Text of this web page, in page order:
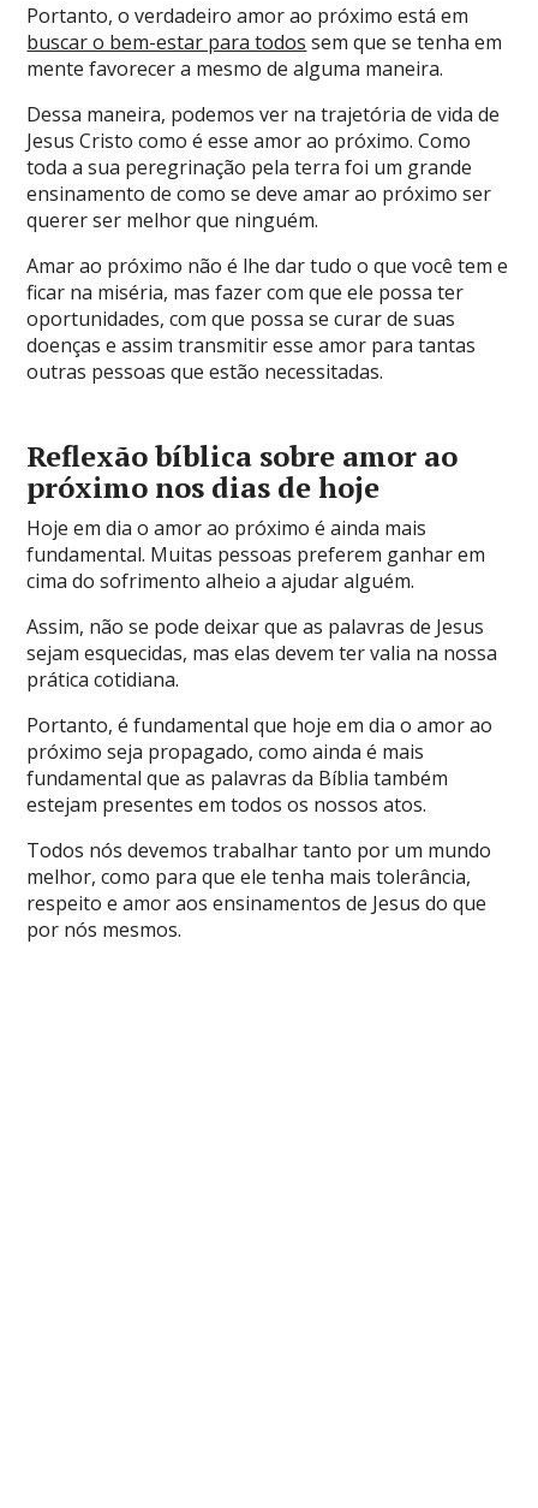
Portanto, o verdadeiro amor ao próximo está em
buscar o bem-estar para todos sem que se tenha em
mente favorecer a mesmo de alguma maneira.
Dessa maneira, podemos ver na trajetória de vida de
Jesus Cristo como é esse amor ao próximo. Como
toda a sua peregrinação pela terra foi um grande
ensinamento de como se deve amar ao próximo ser
querer ser melhor que ninguém.
Amar ao próximo não é lhe dar tudo o que você tem e
ficar na miséria, mas fazer com que ele possa ter
oportunidades, com que possa se curar de suas
doenças e assim transmitir esse amor para tantas
outras pessoas que estão necessitadas.
Reflexão bíblica sobre amor ao
próximo nos dias de hoje
Hoje em dia o amor ao próximo é ainda mais
fundamental. Muitas pessoas preferem ganhar em
cima do sofrimento alheio a ajudar alguém.
Assim, não se pode deixar que as palavras de Jesus
sejam esquecidas, mas elas devem ter valia na nossa
prática cotidiana.
Portanto, é fundamental que hoje em dia o amor ao
próximo seja propagado, como ainda é mais
fundamental que as palavras da Bíblia também
estejam presentes em todos os nossos atos.
Todos nós devemos trabalhar tanto por um mundo
melhor, como para que ele tenha mais tolerância,
respeito e amor aos ensinamentos de Jesus do que
por nós mesmos.